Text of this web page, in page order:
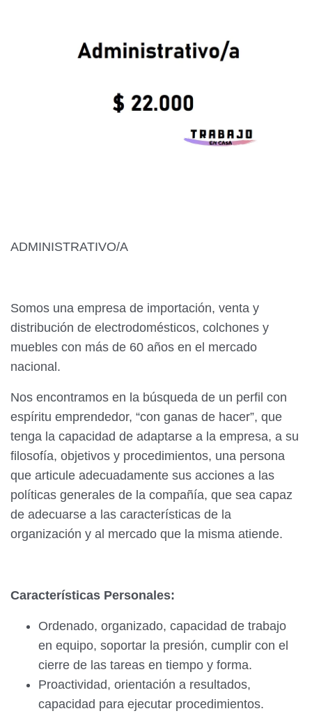
ADMINISTRATIVO/A
Somos una empresa de importación, venta y
distribución de electrodomésticos, colchones y
muebles con más de 60 años en el mercado
nacional.
Nos encontramos en la búsqueda de un perfil con
espíritu emprendedor, “con ganas de hacer”, que
tenga la capacidad de adaptarse a la empresa, a su
filosofía, objetivos y procedimientos, una persona
que articule adecuadamente sus acciones a las
políticas generales de la compañía, que sea capaz
de adecuarse a las características de la
organización y al mercado que la misma atiende.
Características Personales:
Ordenado, organizado, capacidad de trabajo
en equipo, soportar la presión, cumplir con el
cierre de las tareas en tiempo y forma.
Proactividad, orientación a resultados,
capacidad para ejecutar procedimientos.